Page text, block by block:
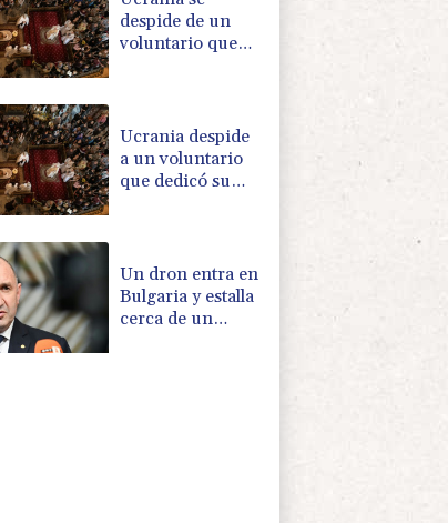
despide de un
voluntario que
Ucrania despide
a un voluntario
que dedicó su
Un dron entra en
Bulgaria y estalla
cerca de un